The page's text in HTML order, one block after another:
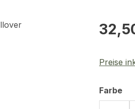
Preise
Farbe